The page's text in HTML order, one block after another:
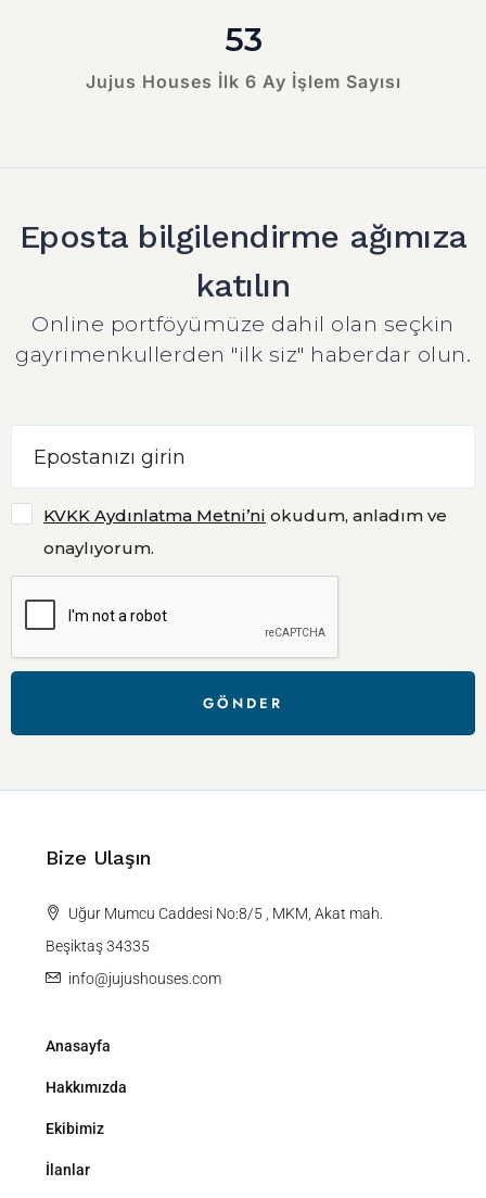
53
Jujus Houses İlk 6 Ay İşlem Sayısı
Eposta bilgilendirme ağımıza
katılın
Online portföyümüze dahil olan seçkin
gayrimenkullerden "ilk siz" haberdar olun.
KVKK Aydınlatma Metni’ni okudum, anladım ve
onaylıyorum.
GÖNDER
Bize Ulaşın
Uğur Mumcu Caddesi No:8/5 , MKM, Akat mah.
Beşiktaş 34335
info@jujushouses.com
Anasayfa
Hakkımızda
Ekibimiz
İlanlar